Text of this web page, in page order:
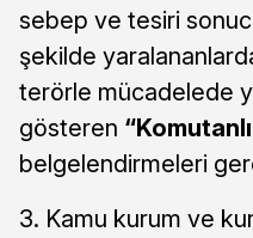
sebep ve tesiri
şekilde
terörle mücadelede
gösteren
belgelendirmeleri
3. Kamu kurum ve